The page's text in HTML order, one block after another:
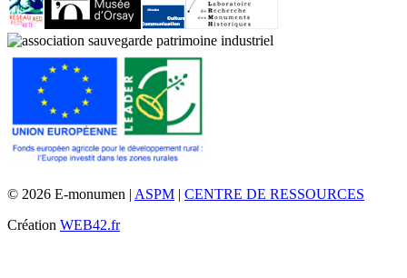
© 2026 E-monumen | ASPM | CENTRE DE RESSOURCES
Création WEB42.fr